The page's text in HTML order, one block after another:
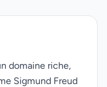
domaine riche,
Sigmund Freud